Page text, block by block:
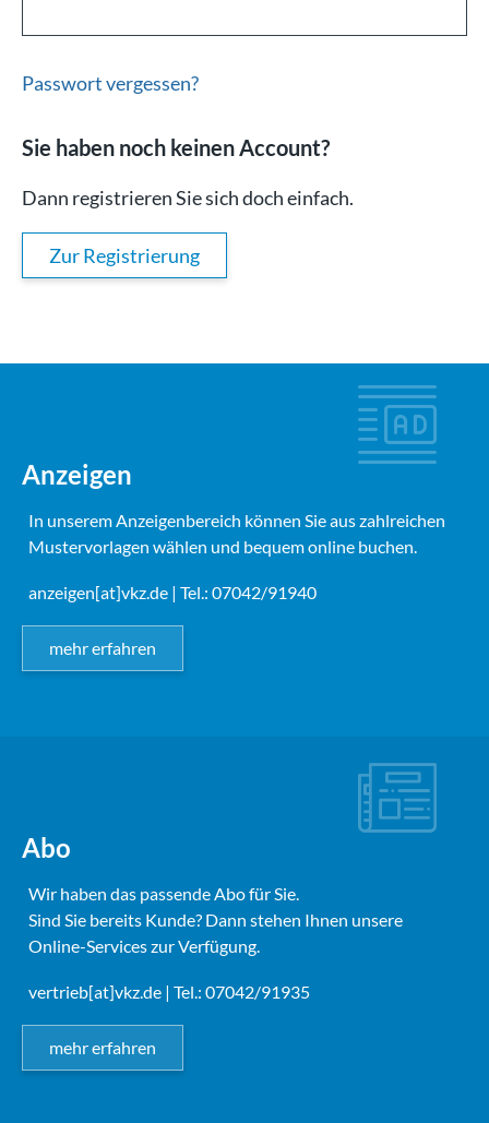
Passwort vergessen?
Sie haben noch keinen Account?
Dann registrieren Sie sich doch einfach.
Zur Registrierung
Anzeigen
In unserem Anzeigenbereich können Sie aus zahlreichen
Mustervorlagen wählen und bequem online buchen.
anzeigen[at]vkz.de | Tel.: 07042/91940
mehr erfahren
Abo
Wir haben das passende Abo für Sie.
Sind Sie bereits Kunde? Dann stehen Ihnen unsere
Online-Services zur Verfügung.
vertrieb[at]vkz.de | Tel.: 07042/91935
mehr erfahren